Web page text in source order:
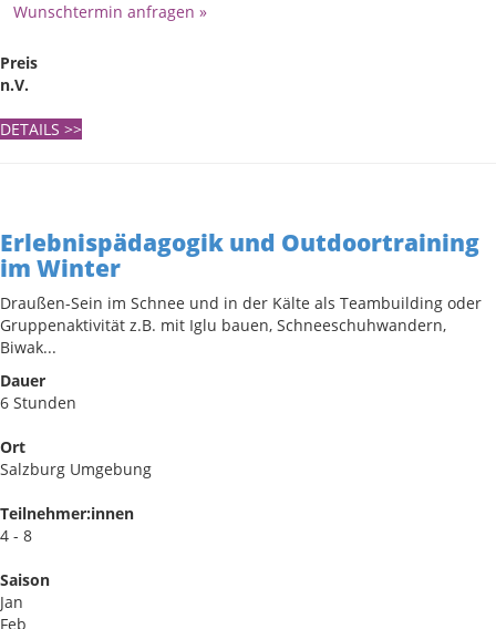
Wunschtermin anfragen »
Preis
n.V.
DETAILS >>
Erlebnispädagogik und Outdoortraining
im Winter
Draußen-Sein im Schnee und in der Kälte als Teambuilding oder
Gruppenaktivität z.B. mit Iglu bauen, Schneeschuhwandern,
Biwak...
Dauer
6 Stunden
Ort
Salzburg Umgebung
Teilnehmer:innen
4 - 8
Saison
Jan
Feb